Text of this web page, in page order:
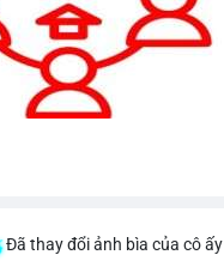
Đã thay đổi ảnh bìa của cô ấy